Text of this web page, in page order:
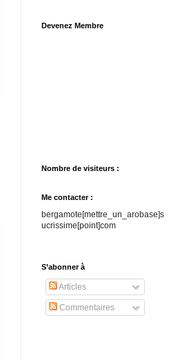
Devenez Membre
Nombre de visiteurs :
Me contacter :
bergamote[mettre_un_arobase]s
ucrissime[point]com
S’abonner à
Articles
Commentaires